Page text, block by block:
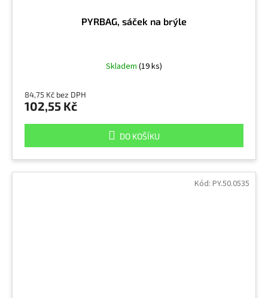
PYRBAG, sáček na brýle
Skladem (19 ks)
84,75 Kč bez DPH
102,55 Kč
DO KOŠÍKU
Kód: PY.50.0535